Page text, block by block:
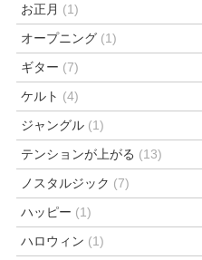
お正月 (1)
オープニング (1)
ギター (7)
ケルト (4)
ジャングル (1)
テンションが上がる (13)
ノスタルジック (7)
ハッピー (1)
ハロウィン (1)